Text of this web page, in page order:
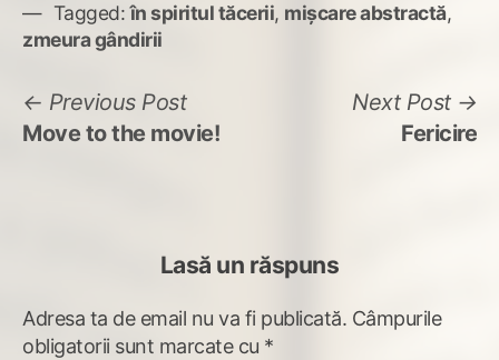
Tagged: în spiritul tăcerii, mișcare abstractă,
zmeura gândirii
Navigare
în
Previous PostPrevious
post:
Move to the movie!
Next Post
Fericire
Lasă un răspuns
Adresa ta de email nu va fi publicată. Câmpurile
obligatorii sunt marcate cu *